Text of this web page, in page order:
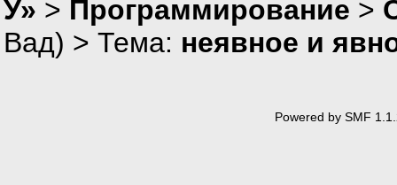
У» > Программирование >
Вад) > Тема: неявное и
Powered by SMF